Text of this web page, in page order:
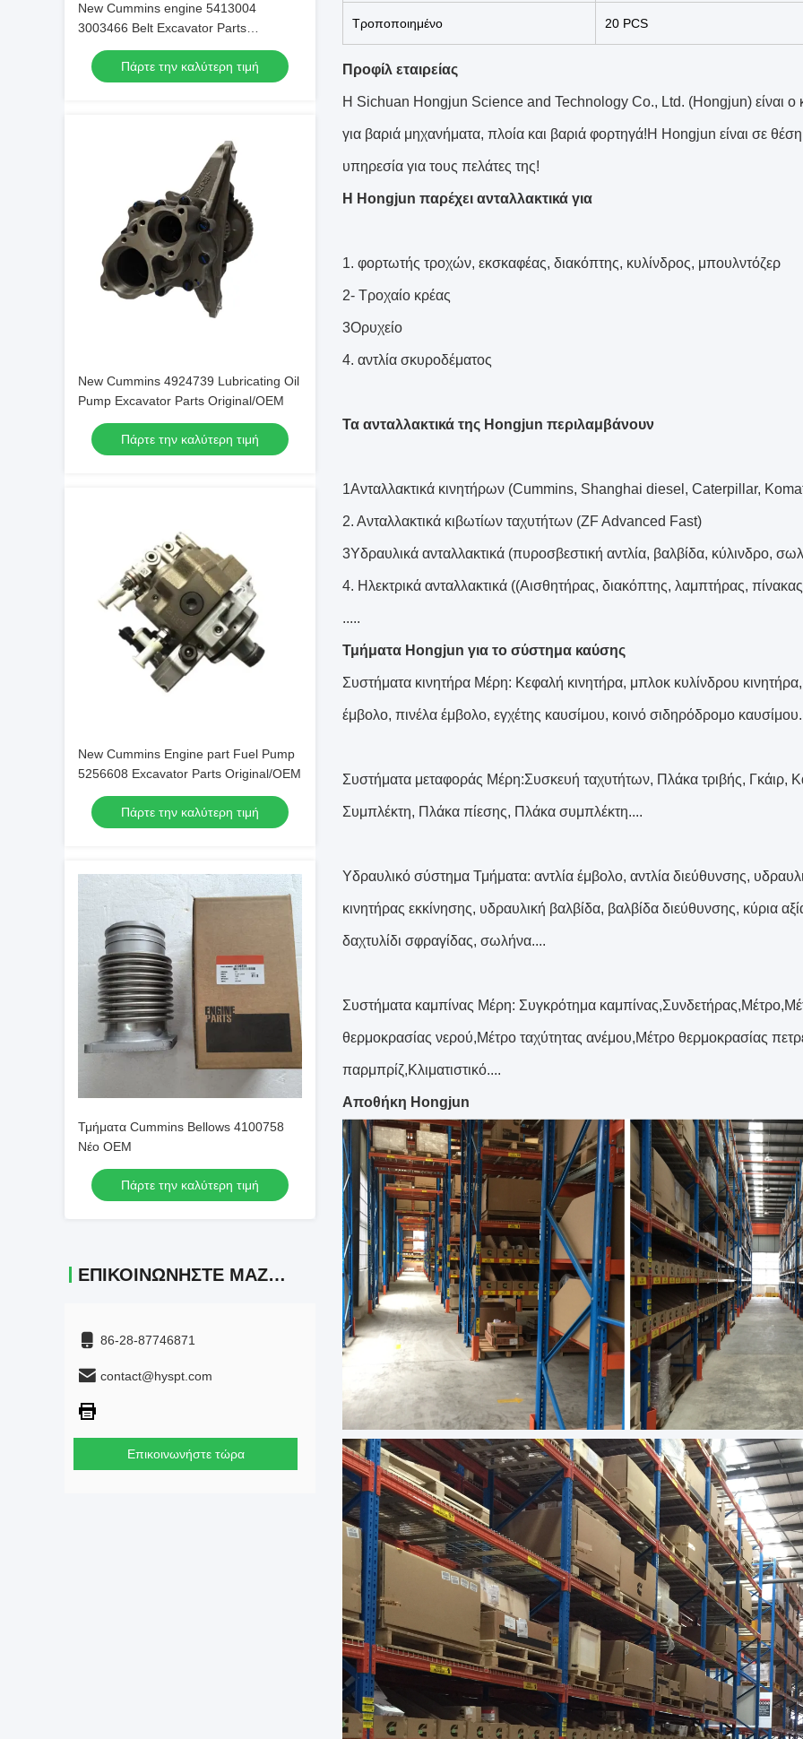
New Cummins engine 5413004
3003466 Belt Excavator Parts
Original/OEM
Πάρτε την καλύτερη τιμή
New Cummins 4924739 Lubricating Oil
Pump Excavator Parts Original/OEM
Πάρτε την καλύτερη τιμή
New Cummins Engine part Fuel Pump
5256608 Excavator Parts Original/OEM
Πάρτε την καλύτερη τιμή
Τμήματα Cummins Bellows 4100758
Νέο OEM
Πάρτε την καλύτερη τιμή
ΕΠΙΚΟΙΝΩΝΉΣΤΕ ΜΑΖΊ ΜΑΣ
86-28-87746871
contact@hyspt.com
Επικοινωνήστε τώρα
Τροποποιημένο 20 PCS
Προφίλ εταιρείας
Η Sichuan Hongjun Science and Technology Co., Ltd. (Hongjun) είναι ο
για βαριά μηχανήματα, πλοία και βαριά φορτηγά!Η Hongjun είναι σε
υπηρεσία για τους πελάτες της!
Η Hongjun παρέχει ανταλλακτικά για
1. φορτωτής τροχών, εκσκαφέας, διακόπτης, κυλίνδρος, μπουλντόζερ
2- Τροχαίο κρέας
3Ορυχείο
4. αντλία σκυροδέματος
Τα ανταλλακτικά της Hongjun περιλαμβάνουν
1Ανταλλακτικά κινητήρων (Cummins, Shanghai diesel, Caterpillar,
2. Ανταλλακτικά κιβωτίων ταχυτήτων (ZF Advanced Fast)
3Υδραυλικά ανταλλακτικά (πυροσβεστική αντλία, βαλβίδα, κύλινδρο,
4. Ηλεκτρικά ανταλλακτικά ((Αισθητήρας, διακόπτης, λαμπτήρας,
.....
Τμήματα Hongjun για το σύστημα καύσης
Συστήματα κινητήρα Μέρη: Κεφαλή κινητήρα, μπλοκ κυλίνδρου
έμβολο, πινέλα έμβολο, εγχέτης καυσίμου, κοινό σιδηρόδρομο
Συστήματα μεταφοράς Μέρη:Συσκευή ταχυτήτων, Πλάκα τριβής, Γκάιρ,
Συμπλέκτη, Πλάκα πίεσης, Πλάκα συμπλέκτη....
Υδραυλικό σύστημα Τμήματα: αντλία έμβολο, αντλία διεύθυνσης,
κινητήρας εκκίνησης, υδραυλική βαλβίδα, βαλβίδα διεύθυνσης, κύρια
δαχτυλίδι σφραγίδας, σωλήνα....
Συστήματα καμπίνας Μέρη: Συγκρότημα
θερμοκρασίας νερού,Μέτρο ταχύτητας ανέμου,Μέτρο θερμοκρασίας
παρμπρίζ,Κλιματιστικό....
Αποθήκη Hongjun